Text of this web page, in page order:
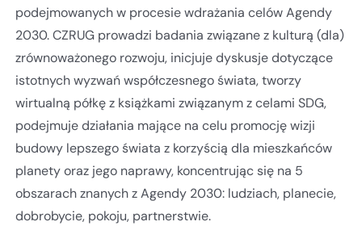
podejmowanych w procesie wdrażania celów Agendy
2030. CZRUG prowadzi badania związane z kulturą (dla)
zrównoważonego rozwoju, inicjuje dyskusje dotyczące
istotnych wyzwań współczesnego świata, tworzy
wirtualną półkę z książkami związanym z celami SDG,
podejmuje działania mające na celu promocję wizji
budowy lepszego świata z korzyścią dla mieszkańców
planety oraz jego naprawy, koncentrując się na 5
obszarach znanych z Agendy 2030: ludziach, planecie,
dobrobycie, pokoju, partnerstwie.